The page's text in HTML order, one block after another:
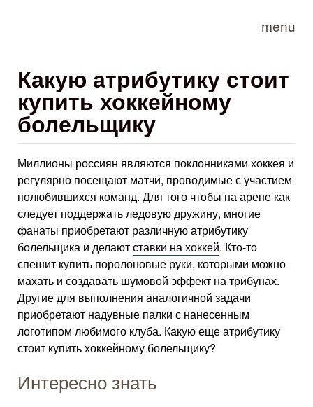
menu
Какую атрибутику стоит
купить хоккейному
болельщику
Миллионы россиян являются поклонниками хоккея и
регулярно посещают матчи, проводимые с участием
полюбившихся команд. Для того чтобы на арене как
следует поддержать ледовую дружину, многие
фанаты приобретают различную атрибутику
болельщика и делаютставки на хоккей. Кто-то
спешит купить поролоновые руки, которыми можно
махать и создавать шумовой эффект на трибунах.
Другие для выполнения аналогичной задачи
приобретают надувные палки с нанесенным
логотипом любимого клуба. Какую еще атрибутику
стоит купить хоккейному болельщику?
Интересно знать